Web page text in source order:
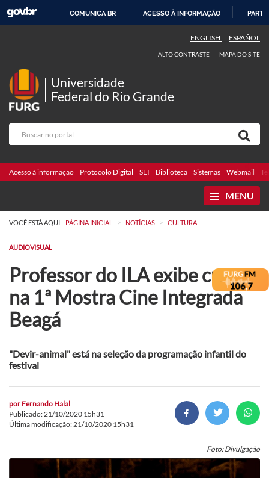
COMUNICA BR ACESSO À INFORMAÇÃO
ENGLISH ESPAÑOL
ALTO CONTRASTE MAPA DO SITE
Universidade
Federal do Rio Grande
Acesso à informação Protocolo Digital SEI Biblioteca Sistemas Webmail
MENU
VOCÊ ESTÁ AQUI: PÁGINA INICIAL > NOTÍCIAS > CULTURA
AUDIOVISUAL
Professor do ILA exibe curta
na 1ª Mostra Cine Integrada
Beagá
"Devir-animal" está na seleção da programação infantil do
festival
por Fernando Halal
Publicado: 21/10/2020 15h31
Última modificação: 21/10/2020 15h31
Foto: Divulgação